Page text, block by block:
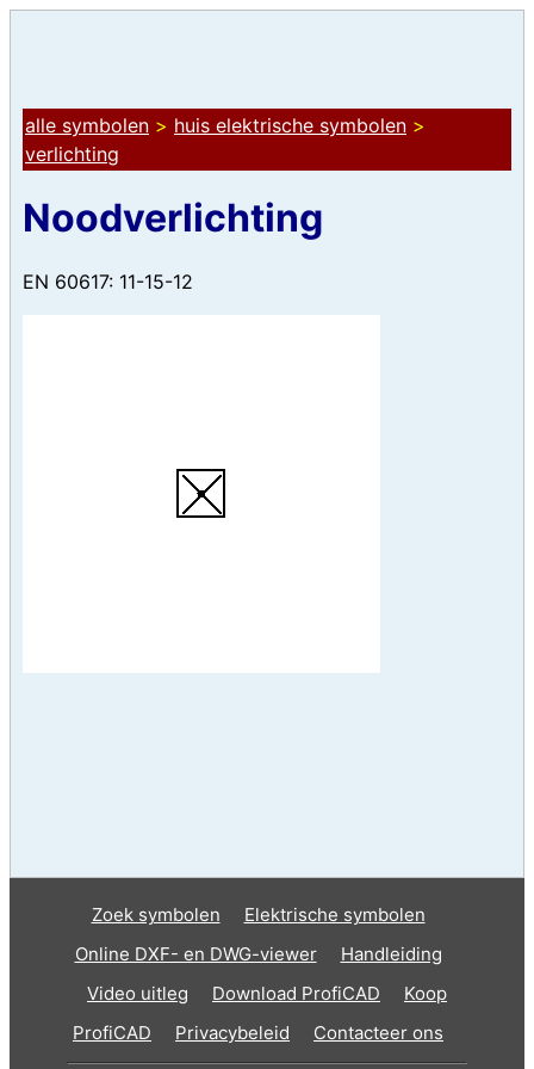
alle symbolen > huis elektrische symbolen >
verlichting
Noodverlichting
EN 60617: 11-15-12
Zoek symbolen
Elektrische symbolen
Online DXF- en DWG-viewer
Handleiding
Video uitleg
Download ProfiCAD
Koop
ProfiCAD
Privacybeleid Contacteer ons